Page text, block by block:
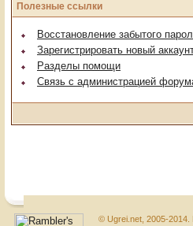
Полезные ссылки
Восстановление забытого
Зарегистрировать новый
Разделы помощи
Связь с администрацией
© Ugrei.net, 2005-2014.